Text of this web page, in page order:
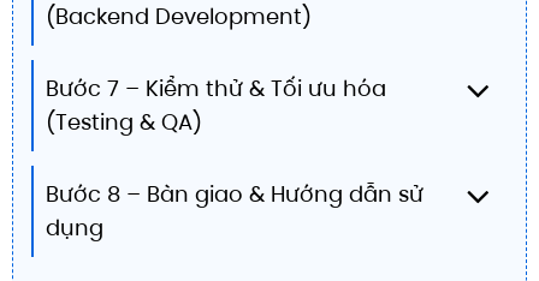
(Backend Development)
Bước 7 – Kiểm thử & Tối ưu hóa
(Testing & QA)
Bước 8 – Bàn giao & Hướng dẫn sử
dụng